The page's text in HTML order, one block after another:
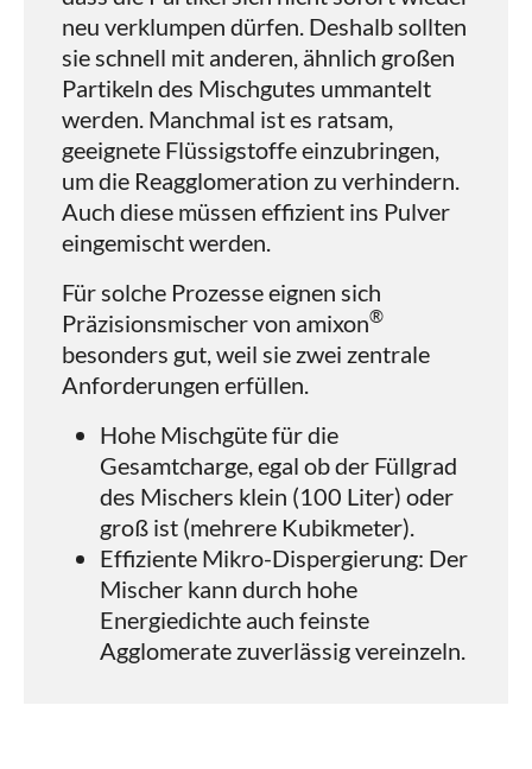
neu verklumpen dürfen. Deshalb sollten
sie schnell mit anderen, ähnlich großen
Partikeln des Mischgutes ummantelt
werden. Manchmal ist es ratsam,
geeignete Flüssigstoffe einzubringen,
um die Reagglomeration zu verhindern.
Auch diese müssen effizient ins Pulver
eingemischt werden.
Für solche Prozesse eignen sich
Präzisionsmischer von amixon®
besonders gut, weil sie zwei zentrale
Anforderungen erfüllen.
Hohe Mischgüte für die
Gesamtcharge, egal ob der Füllgrad
des Mischers klein (100 Liter) oder
groß ist (mehrere Kubikmeter).
Effiziente Mikro-Dispergierung: Der
Mischer kann durch hohe
Energiedichte auch feinste
Agglomerate zuverlässig vereinzeln.